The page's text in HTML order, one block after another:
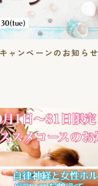
ャンペーンのお知らせ